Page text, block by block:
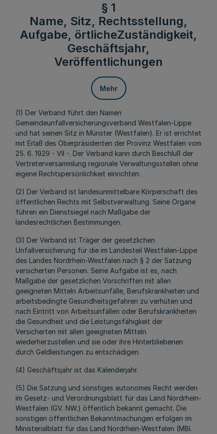
§ 1
Name, Sitz, Rechtsstellung,
Aufgabe, örtlicheZuständigkeit,
Geschäftsjahr,
Veröffentlichungen
Mehr
(1) Der Verband führt den Namen
Gemeindeunfallversicherungsverband Westfalen-Lippe
und hat seinen Sitz in Münster (Westfalen). Er ist errichtet
mit Erlaß des Oberpräsidenten der Provinz Westfalen vom
25. 6. 1929 - VII -. Der Verband kann durch Beschluß der
Vertreterversammlung regionale Verwaltungsstellen ohne
eigene Rechtspersönlichkeit einrichten.
(2) Der Verband ist landesunmittelbare Körperschaft des
öffentlichen Rechts mit Selbstverwaltung. Seine Organe
führen ein Dienstsiegel nach Maßgabe der
landesrechtlichen Bestimmungen.
(3) Der Verband ist Träger der gesetzlichen
Unfallversicherung für die im Landesteil Westfalen-Lippe
des Landes Nordrhein-Westfalen nach § 2 der Satzung
versicherten Personen. Seine Aufgabe ist es, nach
Maßgabe der gesetzlichen Vorschriften mit allen
geeigneten Mitteln Arbeitsunfälle, Berufskrankheiten und
arbeitsbedingte Gesundheitsgefahren zu verhüten und
nach Eintritt von Arbeitsunfällen oder Berufskrankheiten
die Gesundheit und die Leistungsfähigkeit der
Versicherten mit allen geeigneten Mitteln
wiederherzustellen und sie oder ihre Hinterbliebenen
durch Geldleistungen zu entschädigen.
(4) Geschäftsjahr ist das Kalenderjahr.
(5) Die Satzung und sonstiges autonomes Recht werden
im Gesetz- und Verordnungsblatt für das Land Nordrhein-
Westfalen (GV. NW.) öffentlich bekannt gemacht. Die
sonstigen öffentlichen Bekanntmachungen erfolgen im
Ministerialblatt für das Land Nordrhein-Westfalen (MBl.